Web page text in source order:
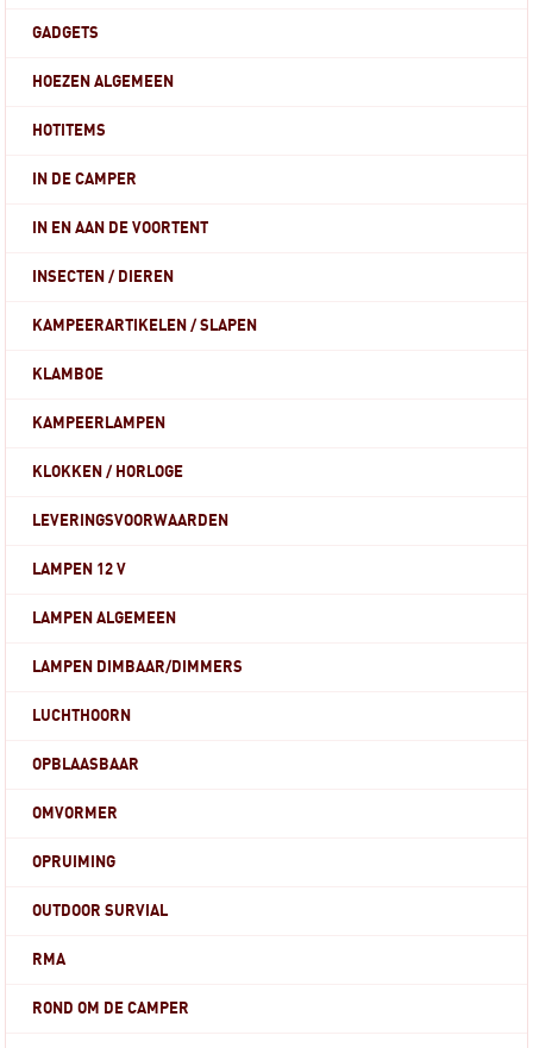
GADGETS
HOEZEN ALGEMEEN
HOTITEMS
IN DE CAMPER
IN EN AAN DE VOORTENT
INSECTEN / DIEREN
KAMPEERARTIKELEN / SLAPEN
KLAMBOE
KAMPEERLAMPEN
KLOKKEN / HORLOGE
LEVERINGSVOORWAARDEN
LAMPEN 12 V
LAMPEN ALGEMEEN
LAMPEN DIMBAAR/DIMMERS
LUCHTHOORN
OPBLAASBAAR
OMVORMER
OPRUIMING
OUTDOOR SURVIAL
RMA
ROND OM DE CAMPER